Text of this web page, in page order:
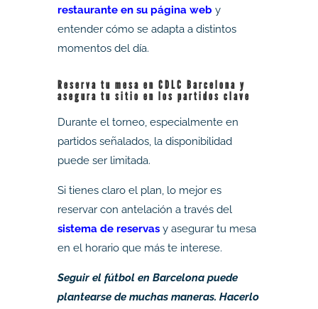
restaurante en su página web y
entender cómo se adapta a distintos
momentos del día.
Reserva tu mesa en CDLC Barcelona y
asegura tu sitio en los partidos clave
Durante el torneo, especialmente en
partidos señalados, la disponibilidad
puede ser limitada.
Si tienes claro el plan, lo mejor es
reservar con antelación a través del
sistema de reservasy asegurar tu mesa
en el horario que más te interese.
Seguir el fútbol en Barcelona puede
plantearse de muchas maneras. Hacerlo